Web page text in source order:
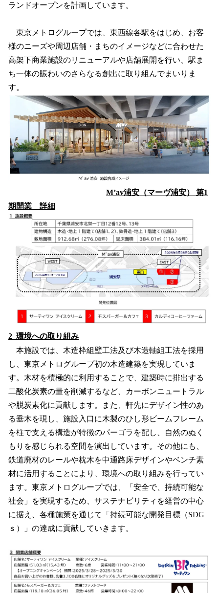
ランドオープンを計画しています。
東京メトログループでは、東西線各駅をはじめ、お客
様のニーズや周辺店舗・まちのイメージなどに合わせた
高架下商業施設のリニューアルや店舗展開を行い、駅ま
ち一体の賑わいのさらなる創出に取り組んでまいりま
す。
M’av浦安（マーヴ浦安） 第1
期開業 詳細
2 環境への取り組み
本施設では、木造枠組壁工法及び木造軸組工法を採用
し、東京メトログループ初の木造建築を実現していま
す。木材を積極的に利用することで、建築時に排出する
二酸化炭素の量を削減するなど、カーボンニュートラル
や脱炭素化に貢献します。また、軒先にデザイン性のあ
る垂木を現し、施設入口に木製のひし形ビームフレーム
を柱で支える構造が特徴のパーゴラを配し、自然のぬく
もりを感じられる空間を演出しています。その他にも、
鉄道廃材のレールや枕木を中通路床デザインやベンチ素
材に活用することにより、環境への取り組みを行ってい
ます。東京メトログループでは、「安全で、持続可能な
社会」を実現するため、サステナビリティを経営の中心
に据え、各種施策を通じて「持続可能な開発目標（SDG
ｓ）」の達成に貢献していきます。